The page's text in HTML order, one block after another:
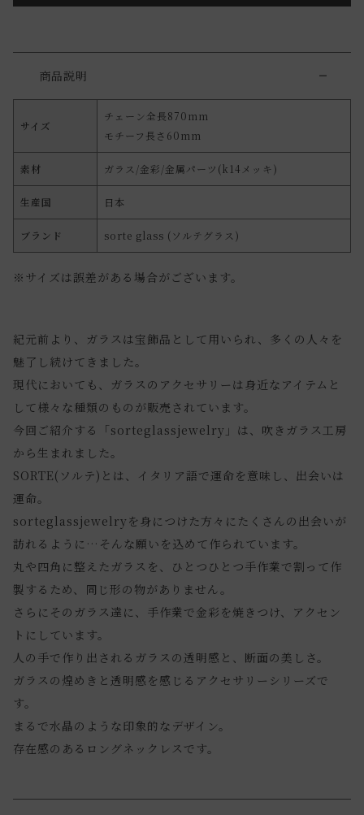
商品説明
サイズ
チェーン全長870mm
モチーフ長さ60mm
素材 ガラス/金彩/金属パーツ(k14メッキ)
生産国 日本
ブランド sorte glass (ソルテグラス)
※サイズは誤差がある場合がございます。
紀元前より、ガラスは宝飾品として用いられ、多くの人々を
魅了し続けてきました。
現代においても、ガラスのアクセサリーは身近なアイテムと
して様々な種類のものが販売されています。
今回ご紹介する「sorteglassjewelry」は、吹きガラス工房
から生まれました。
SORTE(ソルテ)とは、イタリア語で運命を意味し、出会いは
運命。
sorteglassjewelryを身につけた方々にたくさんの出会いが
訪れるように…そんな願いを込めて作られています。
丸や四角に整えたガラスを、ひとつひとつ手作業で割って作
製するため、同じ形の物がありません。
さらにそのガラス達に、手作業で金彩を焼きつけ、アクセン
トにしています。
人の手で作り出されるガラスの透明感と、断面の美しさ。
ガラスの煌めきと透明感を感じるアクセサリーシリーズで
す。
まるで水晶のような印象的なデザイン。
存在感のあるロングネックレスです。